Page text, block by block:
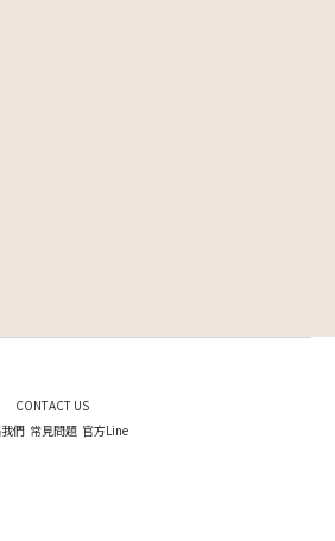
CONTACT US
們 常見問題 官方Line